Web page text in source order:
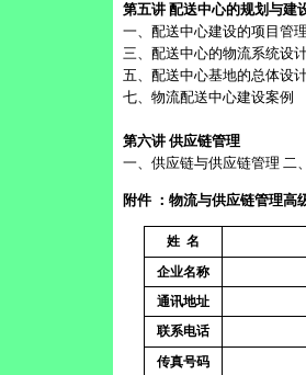
第五讲 配送中心的规划与建
一、配送中心建设的项目管
三、配送中心的物流系统设
五、配送中心基地的总体设
七、物流配送中心建设案例
第六讲 供应链管理
一、供应链与供应链管理 二
附件 ： 物流与供应链管理高
姓 名
企业名称
通讯地址
联系电话
传真号码